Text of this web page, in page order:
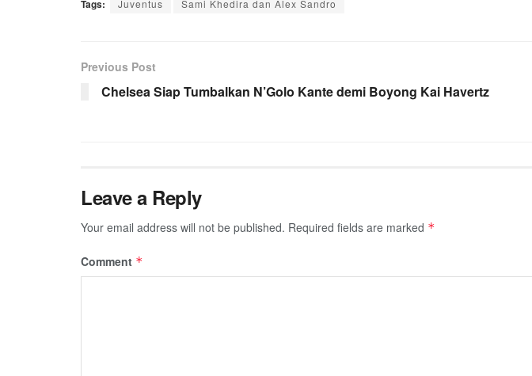
Tags: Juventus Sami Khedira dan Alex Sandro
Previous Post
Chelsea Siap Tumbalkan N’Golo Kante demi Boyong Kai Havertz
Leave a Reply
Your email address will not be published. Required fields are marked *
Comment *